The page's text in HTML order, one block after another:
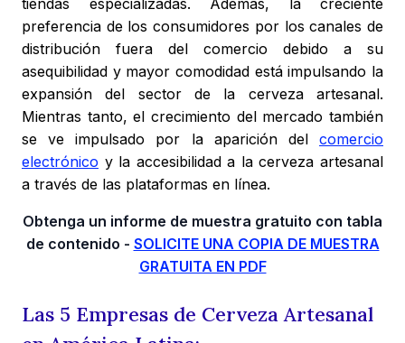
tiendas especializadas. Además, la creciente
preferencia de los consumidores por los canales de
distribución fuera del comercio debido a su
asequibilidad y mayor comodidad está impulsando la
expansión del sector de la cerveza artesanal.
Mientras tanto, el crecimiento del mercado también
se ve impulsado por la aparición del comercio
electrónico y la accesibilidad a la cerveza artesanal
a través de las plataformas en línea.
Obtenga un informe de muestra gratuito con tabla
de contenido - SOLICITE UNA COPIA DE MUESTRA
GRATUITA EN PDF
Las 5 Empresas de Cerveza Artesanal